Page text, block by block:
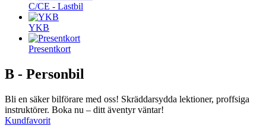
C/CE - Lastbil
YKB
Presentkort
B - Personbil
Bli en säker bilförare med oss! Skräddarsydda lektioner, proffsiga
instruktörer. Boka nu – ditt äventyr väntar!
Kundfavorit